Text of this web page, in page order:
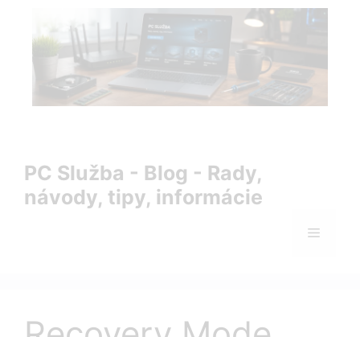
PC Služba - Blog - Rady,
návody, tipy, informácie
Menu